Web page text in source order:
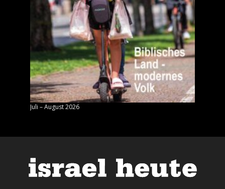
Juli – August 2026